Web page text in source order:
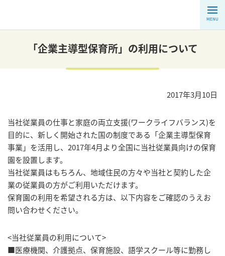
MENU
「企業主導型保育所」の利用について
2017年3月10日
当社従業員の仕事と家庭の両立支援(ワークライフバランス)を
目的に、新しく開始された国の制度である「企業主導型保育
事業」を活用し、2017年4月より全国に当社従業員向けの保育
園を設置します。
当社従業員はもちろん、地域住民の方々や当社と契約した企
業の従業員の方がご利用いただけます。
保育園の利用を希望される方は、以下内容をご確認のうえお
問い合わせください。
<当社従業員の利用について>
■医療機関、介護拠点、保育施設、語学スクール等に勤務し